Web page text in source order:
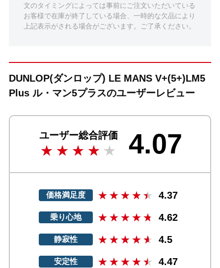
文のタイミングによっては事前にご注文いただいている
お客様で在庫が終了している場合、一時的な欠品により
上記表示がされる場合がございます。ご了承ください。
DUNLOP(ダンロップ) LE MANS V+(5+)LM5
Plus ル・マン5プラスのユーザーレビュー
ユーザー総合評価 4.07
価格満足度 4.37
乗り心地 4.62
静寂性 4.5
安定性 4.47